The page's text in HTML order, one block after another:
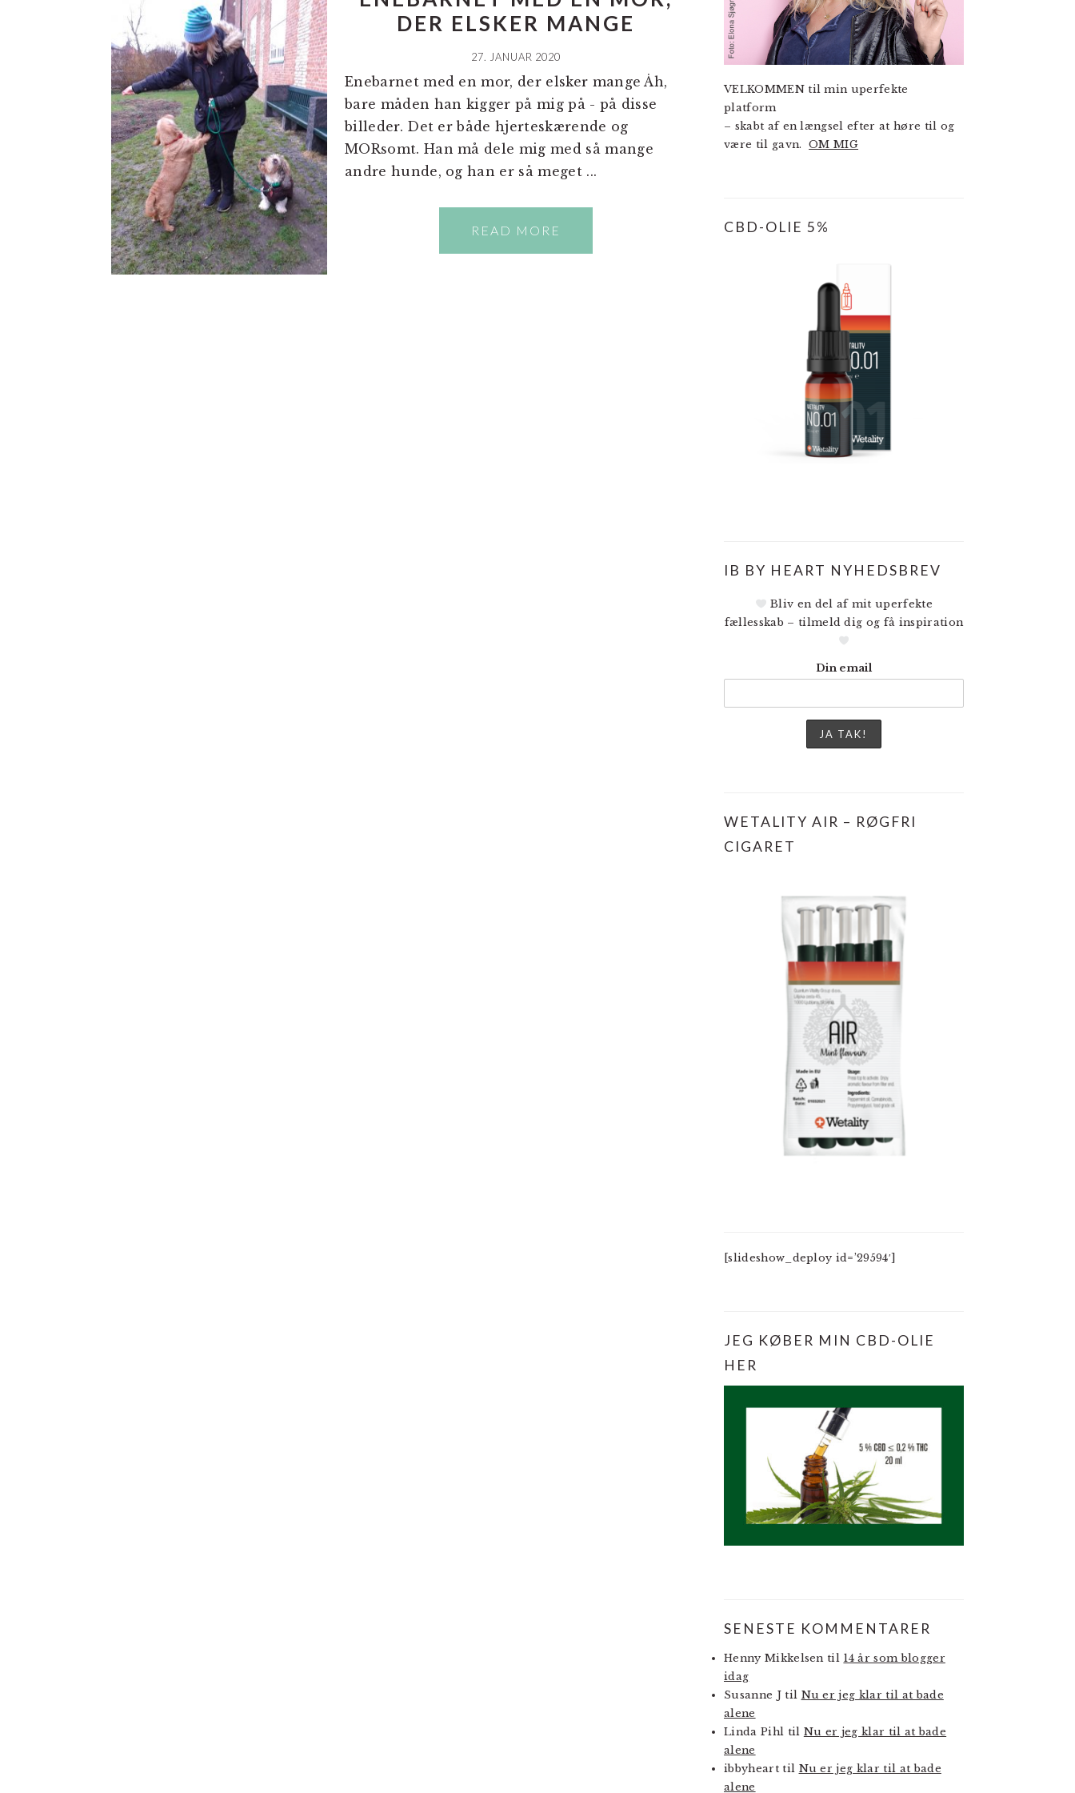
DER ELSKER MANGE
27. JANUAR 2020
Enebarnet med en mor, der elsker mange Åh,
bare måden han kigger på mig på - på disse
billeder. Det er både hjerteskærende og
MORsomt. Han må dele mig med så mange
andre hunde, og han er så meget ...
READ MORE
VELKOMMEN til min uperfekte
platform
– skabt af en længsel efter at høre til og
være til gavn.OM MIG
CBD-OLIE 5%
IB BY HEART NYHEDSBREV
Bliv en del af mit uperfekte
fællesskab – tilmeld dig og få inspiration
Din email
WETALITY AIR – RØGFRI
CIGARET
[slideshow_deploy id=’29594′]
JEG KØBER MIN CBD-OLIE
HER
SENESTE KOMMENTARER
Henny Mikkelsen til 14 år som blogger
idag
Susanne Jtil Nu er jeg klar til at bade
alene
Linda Pihl til Nu er jeg klar til at bade
alene
ibbyhearttil Nu er jeg klar til at bade
alene